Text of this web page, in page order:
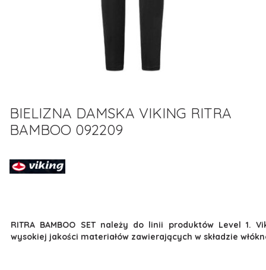
BIELIZNA DAMSKA VIKING RITRA
BAMBOO 092209
RITRA BAMBOO SET należy do linii produktów Level
wysokiej jakości materiałów zawierających w składzie